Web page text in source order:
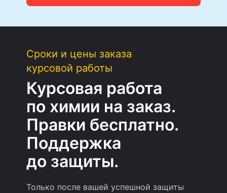
Сроки и цены заказа
курсовой работы
Курсовая работа
по химии на заказ.
Правки бесплатно.
Поддержка
до защиты.
Только после вашей успешной защиты